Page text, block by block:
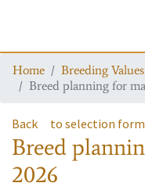
Home
Breeding Values
Breed planning for
Back to selection form
Breed
2026